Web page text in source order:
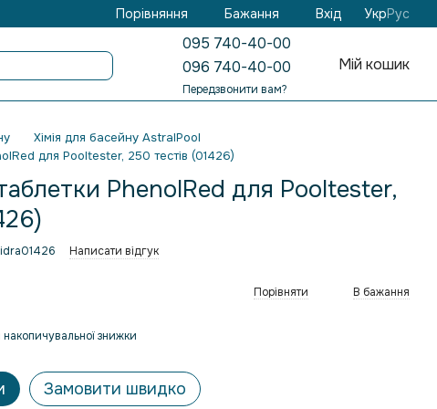
Порівняння Бажання Вхід УкрРус
095 740-40-00
096 740-40-00
Передзвонити вам?
Мій кошик
Хімія для басейну AstralPool
для Pooltester, 250 тестів (01426)
PhenolRed для Pooltester,
Написати відгук
Порівняти В бажання
знижки
Замовити швидко